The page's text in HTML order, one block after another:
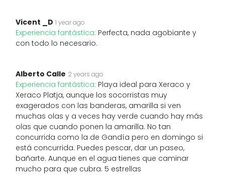
Vicent _D 1 year ago
Experiencia fantástica: Perfecta, nada agobiante y
con todo lo necesario.
Alberto Calle 2 years ago
Experiencia fantástica: Playa ideal para Xeraco y
Xeraco Platja, aunque los socorristas muy
exagerados con las banderas, amarilla si ven
muchas olas y a veces hay verde cuando hay más
olas que cuando ponen la amarilla. No tan
concurrida como la de Gandía pero en domingo si
está concurrida. Puedes pescar, dar un paseo,
bañarte. Aunque en el agua tienes que caminar
mucho para que cubra. 5 estrellas